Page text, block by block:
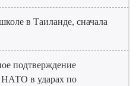
в Таиланде, сначала
подтверждение
НАТО в ударах по